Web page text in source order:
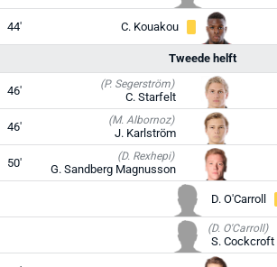
44' C. Kouakou
Tweede helft
46' (P. Segerström)
C. Starfelt
46' (M. Albornoz)
J. Karlström
50' (D. Rexhepi)
G. Sandberg Magnusson
D. O'Carroll
(D. O'Carroll)
S. Cockcroft